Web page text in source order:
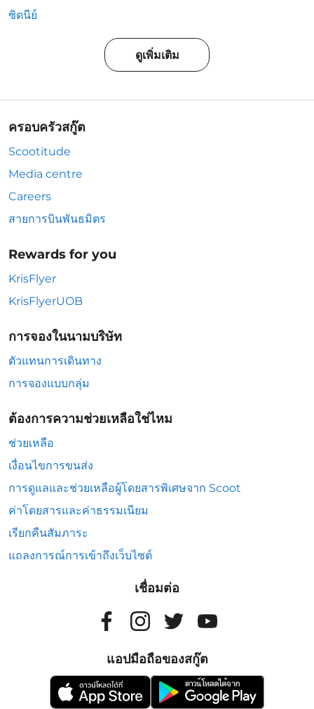
ซิดนีย์
ดูเพิ่มเติม
ครอบครัวสกู๊ต
Scootitude
Media centre
Careers
สายการบินพันธมิตร
Rewards for you
KrisFlyer
KrisFlyerUOB
การจองในนามบริษัท
ตัวแทนการเดินทาง
การจองแบบกลุ่ม
ต้องการความช่วยเหลือใช่ไหม
ช่วยเหลือ
เงื่อนไขการขนส่ง
การดูแลและช่วยเหลือผู้โดยสารพิเศษจาก Scoot
ค่าโดยสารและค่าธรรมเนียม
เรียกคืนสัมภาระ
แถลงการณ์การเข้าถึงเว็บไซต์
เชื่อมต่อ
แอปมือถือของสกู๊ต